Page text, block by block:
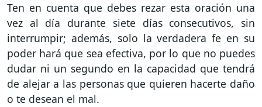
Ten en cuenta que debes rezar esta oración una
vez al día durante siete días consecutivos, sin
interrumpir; además, solo la verdadera fe en su
poder hará que sea efectiva, por lo que no puedes
dudar ni un segundo en la capacidad que tendrá
de alejar a las personas que quieren hacerte daño
o te desean el mal.